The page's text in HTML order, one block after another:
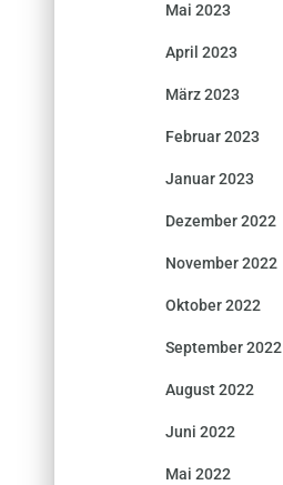
Mai 2023
April 2023
März 2023
Februar 2023
Januar 2023
Dezember 2022
November 2022
Oktober 2022
September 2022
August 2022
Juni 2022
Mai 2022